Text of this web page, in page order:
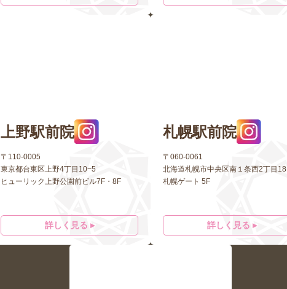
上野駅前院
〒110-0005
東京都台東区上野4丁目10−5
ヒューリック上野公園前ビル7F・8F
詳しく見る ▸
札幌駅前院
〒060-0061
北海道札幌市中央区南１条西2丁目18
札幌ゲート 5F
詳しく見る ▸